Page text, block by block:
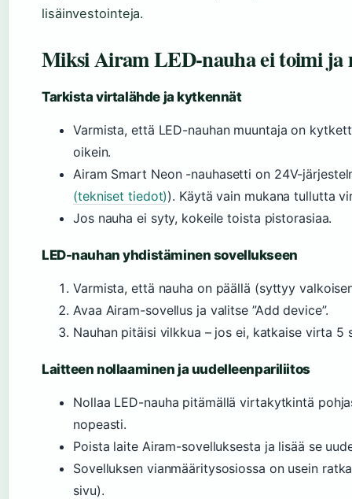
lisäinvestointeja.
Miksi Airam LED-nauha ei toimi ja
Tarkista virtalähde ja kytkennät
Varmista, että LED-nauhan muuntaja on
oikein.
Airam Smart Neon -nauhasetti on 24V-
(tekniset tiedot)). Käytä vain mukana tullutta
Jos nauha ei syty, kokeile toista pistorasiaa.
LED-nauhan yhdistäminen sovellukseen
Varmista, että nauha on päällä (syttyy
Avaa Airam-sovellus ja valitse ”Add device”.
Nauhan pitäisi vilkkua – jos ei, katkaise virta 5
Laitteen nollaaminen ja uudelleenpariliitos
Nollaa LED-nauha pitämällä virtakytkintä
nopeasti.
Poista laite Airam-sovelluksesta ja lisää se
Sovelluksen vianmääritysosiossa on usein
sivu).